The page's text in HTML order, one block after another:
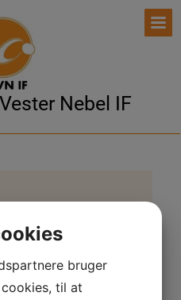
Nebel IF
huller d. 4.august 2025
bruger
til at